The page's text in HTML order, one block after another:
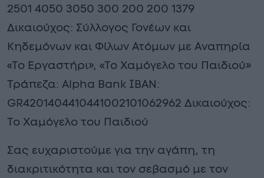
2501 4050 3050 300 200 200 1379
Δικαιούχος: Σύλλογος Γονέων και
Κηδεμόνων και Φίλων Ατόμων με Αναπηρία
«Το Εργαστήρι», «Το Χαμόγελο του Παιδιού»
Τράπεζα: Alpha Bank ΙΒΑΝ:
GR4201404410441002101062962 Δικαιούχος:
Το Χαμόγελο του Παιδιού
Σας ευχαριστούμε για την αγάπη, τη
διακριτικότητα και τον σεβασμό με τον